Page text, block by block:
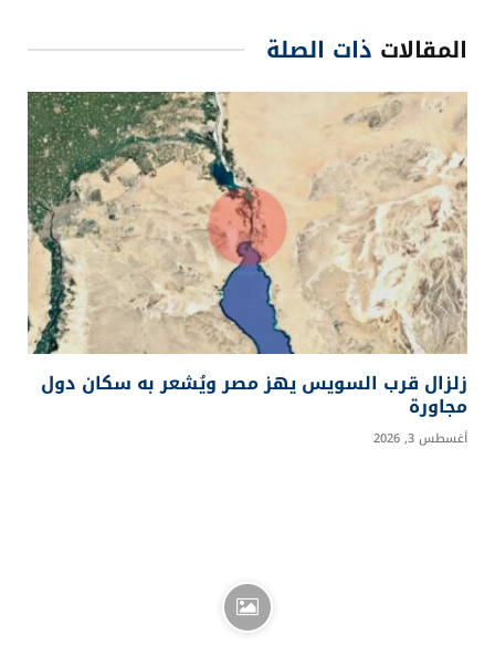
المقالات ذات الصلة
زلزال قرب السويس يهز مصر ويُشعر به سكان دول
مجاورة
أغسطس 3, 2026